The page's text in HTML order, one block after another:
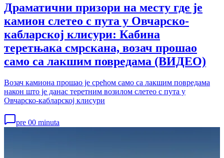
Драматични призори на месту где је
камион слетео с пута у Овчарско-
кабларској клисури: Кабина
теретњака смрскана, возач прошао
само са лакшим повредама (ВИДЕО)
Возач камиона прошао је срећом само са лакшим повредама
након што је данас теретним возилом слетео с пута у
Овчарско-кабларској клисури
pre 00 minuta